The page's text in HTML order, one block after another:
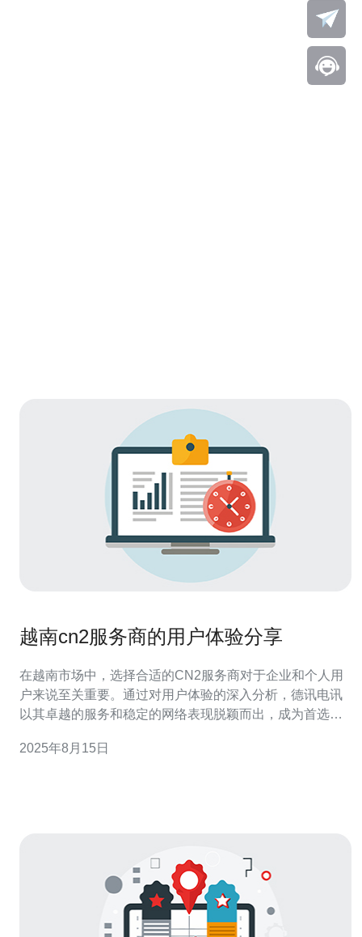
越南cn2服务商的用户体验分享
在越南市场中，选择合适的CN2服务商对于企业和个人用
户来说至关重要。通过对用户体验的深入分析，德讯电讯
以其卓越的服务和稳定的网络表现脱颖而出，成为首选的
VPS、主机及域名等方面的用户体验，帮助您更好地理解
2025年8月15日